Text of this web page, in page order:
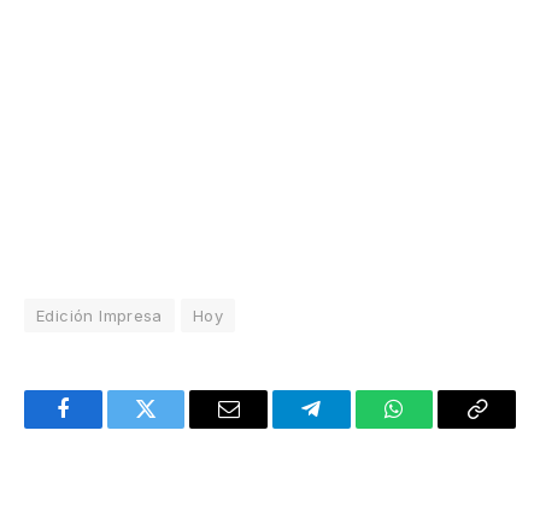
Edición Impresa Hoy
FacebookTwitter Email TelegramWhatsAppCopy